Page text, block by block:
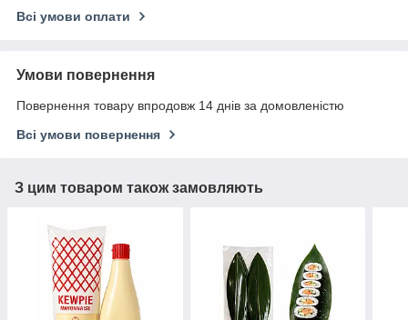
Всі умови оплати
Умови повернення
Повернення товару впродовж 14 днів за домовленістю
Всі умови повернення
З цим товаром також замовляють